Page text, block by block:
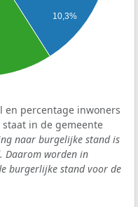
10,3%
en percentage inwoners
in de gemeente
naar burgelijke stand is
Daarom worden in
burgerlijke stand voor de